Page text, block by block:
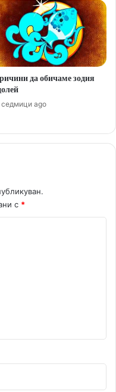
да обичаме зодия
седмици ago
с *